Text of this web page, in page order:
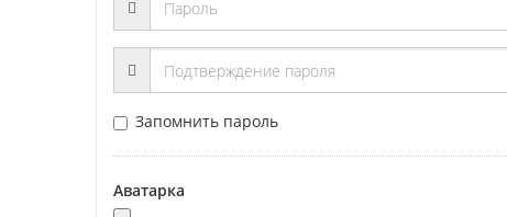
Запомнить пароль
Аватарка